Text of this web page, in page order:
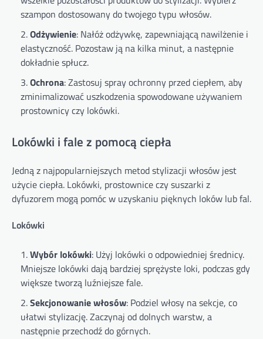
szampon dostosowany do twojego typu włosów.
Odżywienie: Nałóż odżywkę, zapewniającą nawilżenie i
elastyczność. Pozostaw ją na kilka minut, a następnie
dokładnie spłucz.
Ochrona: Zastosuj spray ochronny przed ciepłem, aby
zminimalizować uszkodzenia spowodowane używaniem
prostownicy czy lokówki.
Lokówki i fale z pomocą ciepła
Jedną z najpopularniejszych metod stylizacji włosów jest
użycie ciepła. Lokówki, prostownice czy suszarki z
dyfuzorem mogą pomóc w uzyskaniu pięknych loków lub fal.
Lokówki
Wybór lokówki: Użyj lokówki o odpowiedniej średnicy.
Mniejsze lokówki dają bardziej sprężyste loki, podczas gdy
większe tworzą luźniejsze fale.
Sekcjonowanie włosów: Podziel włosy na sekcje, co
ułatwi stylizację. Zaczynaj od dolnych warstw, a
następnie przechodź do górnych.